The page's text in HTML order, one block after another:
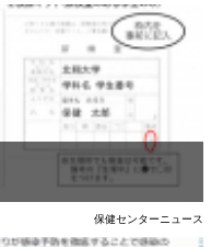
保健センターニュース